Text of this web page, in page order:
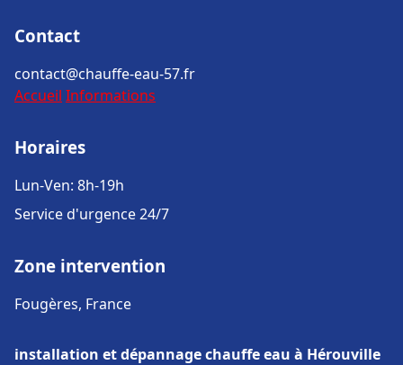
Contact
contact@chauffe-eau-57.fr
Accueil Informations
Horaires
Lun-Ven: 8h-19h
Service d'urgence 24/7
Zone intervention
Fougères, France
installation et dépannage chauffe eau à Hérouville